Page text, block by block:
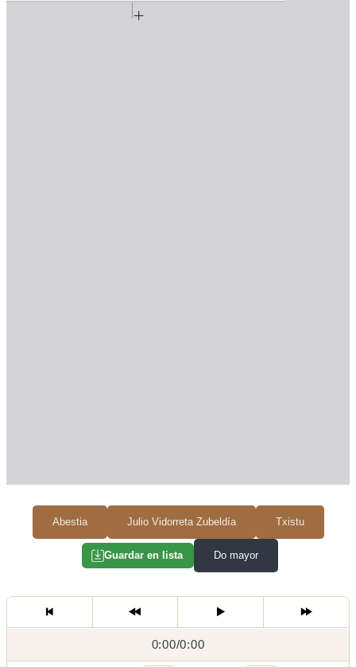
Abestia Julio Vidorreta Zubeldía Txistu
Guardar en lista Do mayor
0:00/
0:00/0:00